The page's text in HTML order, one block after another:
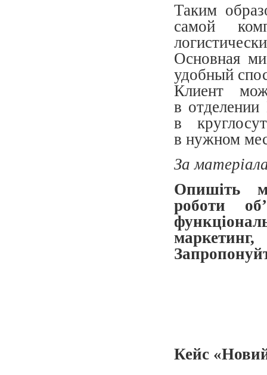
Таким
самой
Основная
удобный
Клиент
в
в
в нужном
За
Опишіть
роботи
Кейс